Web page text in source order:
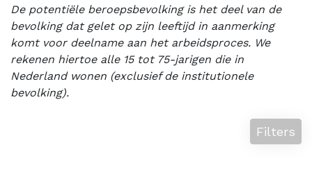
De potentiële beroepsbevolking is het deel van de
bevolking dat gelet op zijn leeftijd in aanmerking
komt voor deelname aan het arbeidsproces. We
rekenen hiertoe alle 15 tot 75-jarigen die in
Nederland wonen (exclusief de institutionele
bevolking).
Filters